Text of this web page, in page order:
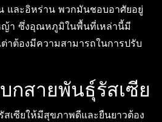
และอิหร่าน พวกมันชอบอาศัยอยู่
า ซึ่งอุณหภูมิในพื้นที่เหล่านี้มี
าต้องมีความสามารถในการปรับ
กสายพันธุ์รัสเซีย
สเซียให้มีสุขภาพดีและยืนยาวต้อง